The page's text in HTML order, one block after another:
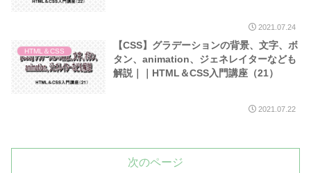
2021.07.24
HTML＆CSS
【CSS】グラデーションの背景、文字、ボ
タン、animation、ジェネレイターなども
解説｜｜HTML＆CSS入門講座（21）
2021.07.22
次のページ